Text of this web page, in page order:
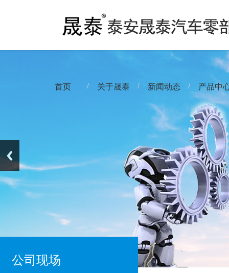
首页 / 关于晟泰 / 新闻动态 / 产品中
公司现场